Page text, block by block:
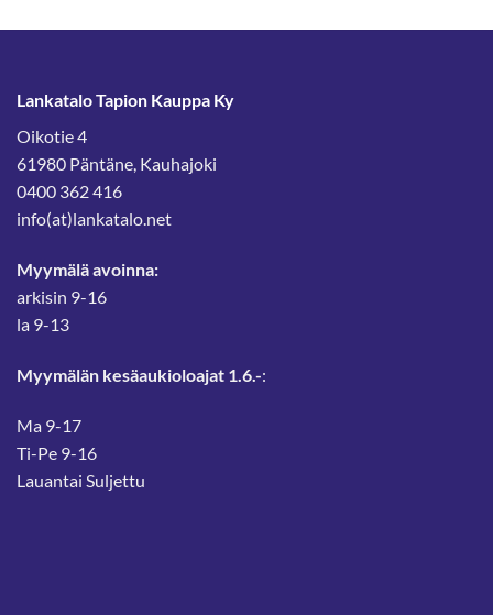
Lankatalo Tapion Kauppa Ky
Oikotie 4
61980 Päntäne, Kauhajoki
0400 362 416
info(at)lankatalo.net
Myymälä avoinna:
arkisin 9-16
la 9-13
Myymälän kesäaukioloajat 1.6.-:
Ma 9-17
Ti-Pe 9-16
Lauantai Suljettu